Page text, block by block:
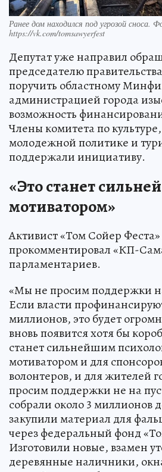
Ранее дом находился под угрозой сноса.
https://vk.com/tomsawyerfest
Депутат уже направил
председателю
поручить областному
администрацией города
возможность
Члены комитета по
молодежной политике и
поддержали инициативу.
«Это станет
мотиватором»
Активист «Том Сойер
прокомментировал «КП-
парламентариев.
«Мы не просим поддержки
Если власти
миллионов, это будет
вновь появится хотя бы
станет сильнейшим
мотиватором и для
волонтеров, и для жителей
просим поддержки не на
собрали около 3 миллионов
закупили материал для
через федеральный фонд
Изготовили новые, взамен
деревянные наличники,